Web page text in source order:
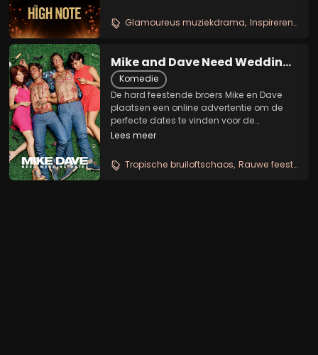
steeds haar jeugddroom na om
muziekproducent te worden....
Glamoureus muziekdrama Inspirerende carrièrefilm
Mike and Dave Need Wedding
Dates
Komedie
De hard feestende broers Mike en Dave
plaatsen een online advertentie om de
perfecte dates te vinden voor de
Hawaiiaanse bruiloft van hun zus. Terwijl
juist de jongens overtroffen worden door
het...
Lees meer
Tropische bruiloftschaos Rauwe feestkomedie